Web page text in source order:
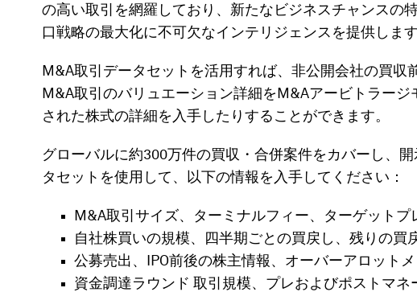
の高い取引を網羅しており、新たなビジネスチャンスの
口戦略の最大化に不可欠なインテリジェンスを提供します
M&A取引データセットを活用すれば、非公開会社の買収
M&A取引のバリュエーション詳細をM&Aアービトラー
された株式の詳細を入手したりすることができます。
グローバルに約300万件の買収・合併案件をカバーし、
タセットを使用して、以下の情報を入手してください：
M&A取引サイズ、ターミナルフィー、ターゲット
自社株買いの規模、四半期ごとの買戻し、残りの買
公募売出、IPO前後の株主情報、オーバーアロット
資金調達ラウンド 取引規模、プレおよびポストマ